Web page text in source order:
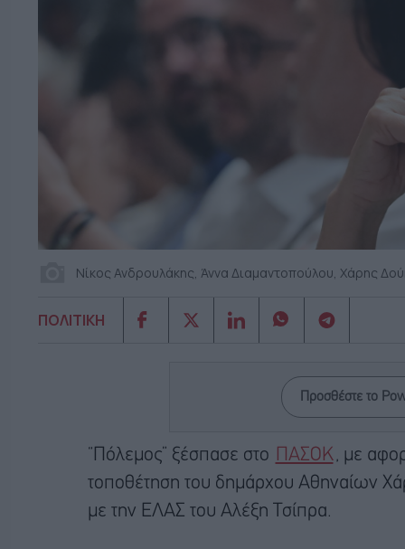
Νίκος Ανδρουλάκης, Άννα Διαμαντοπούλου, Χάρης
ΠΟΛΙΤΙΚΗ
Προσθέστε το
“Πόλεμος” ξέσπασε στο ΠΑΣΟΚ
, με
τοποθέτηση του δημάρχου Αθηναίων
με την ΕΛΑΣ του Αλέξη Τσίπρα.